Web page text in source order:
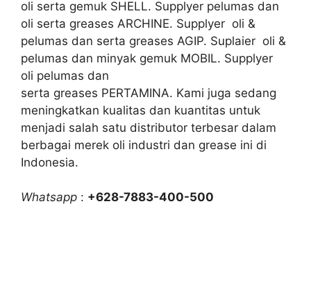
oli serta gemuk SHELL. Supplyer pelumas dan
oli serta greases ARCHINE. Supplyer oli &
pelumas dan serta greases AGIP. Suplaier oli &
pelumas dan minyak gemuk MOBIL. Supplyer
oli pelumas dan
serta greases PERTAMINA. Kami juga sedang
meningkatkan kualitas dan kuantitas untuk
menjadi salah satu distributor terbesar dalam
berbagai merek oli industri dan grease ini di
Indonesia.
Whatsapp : +628-7883-400-500